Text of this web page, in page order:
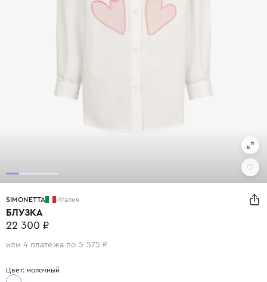
SIMONETTA Италия
БЛУЗКА
22 300 ₽
или 4 платежа по 5 575 ₽
Цвет: молочный